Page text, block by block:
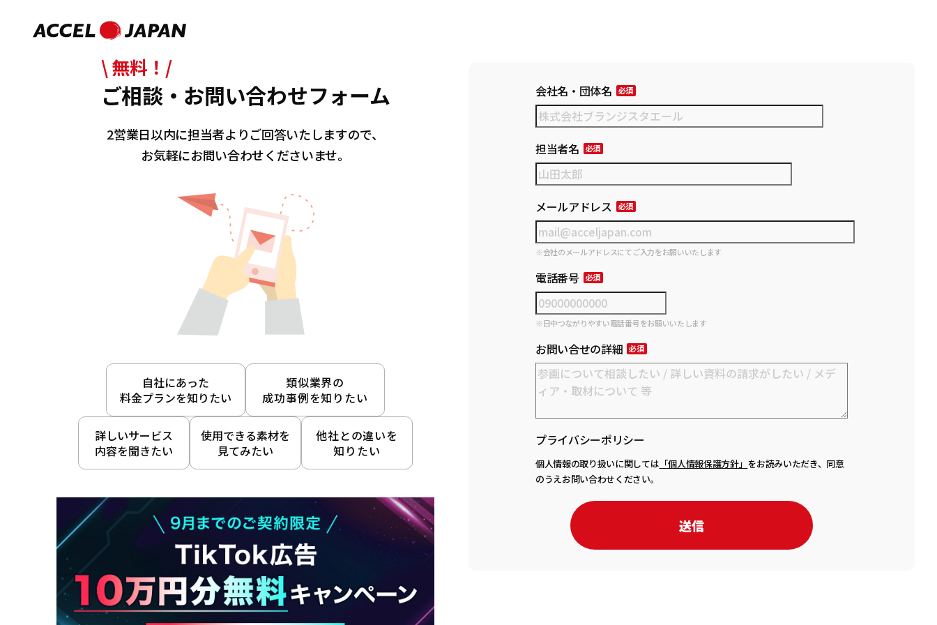
\ 無料！/
ご相談・お問い合わせフォーム
2営業日以内に担当者よりご回答いたしますので、
お気軽にお問い合わせくださいませ。
自社にあった
料金プランを知りたい
類似業界の
成功事例を知りたい
詳しいサービス
内容を聞きたい
使用できる素材を
見てみたい
他社との違いを
知りたい
会社名・団体名
担当者名
メールアドレス
※会社のメールアドレスにてご入力をお願いいたします
電話番号
※日中つながりやすい電話番号をお願いいたします
お問い合せの詳細
プライバシーポリシー
個人情報の取り扱いに関しては 「個人情報保護方針」 をお読みいただき、同意
のうえお問い合わせください。